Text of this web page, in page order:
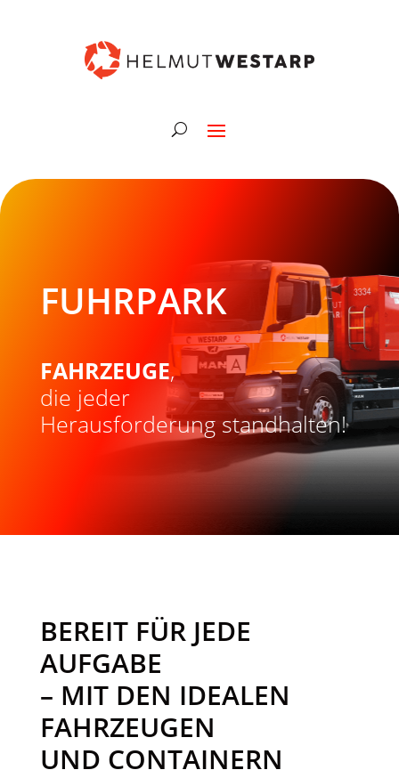
FUHRPARK
FAHRZEUGE,
die jeder
Herausforderung standhalten!
BEREIT FÜR JEDE
AUFGABE
– MIT DEN IDEALEN
FAHRZEUGEN
UND CONTAINERN